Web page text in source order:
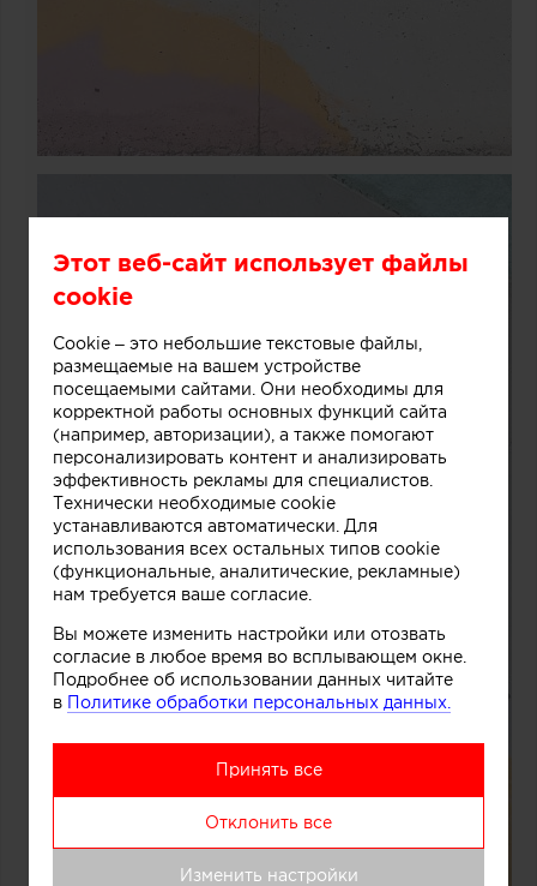
Этот веб-сайт использует файлы
cookie
Cookie – это небольшие текстовые файлы,
размещаемые на вашем устройстве
посещаемыми сайтами. Они необходимы для
корректной работы основных функций сайта
(например, авторизации), а также помогают
персонализировать контент и анализировать
эффективность рекламы для специалистов.
Технически необходимые cookie
устанавливаются автоматически. Для
использования всех остальных типов cookie
(функциональные, аналитические, рекламные)
нам требуется ваше согласие.
Вы можете изменить настройки или отозвать
согласие в любое время во всплывающем окне.
Подробнее об использовании данных читайте
в Политике обработки персональных данных.
Принять все
Отклонить все
Изменить настройки